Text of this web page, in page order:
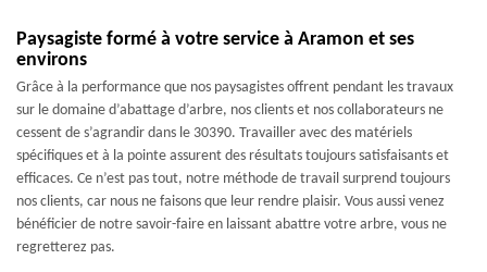
Paysagiste formé à votre service à Aramon et ses
environs
Grâce à la performance que nos paysagistes offrent pendant les travaux
sur le domaine d’abattage d’arbre, nos clients et nos collaborateurs ne
cessent de s’agrandir dans le 30390. Travailler avec des matériels
spécifiques et à la pointe assurent des résultats toujours satisfaisants et
efficaces. Ce n’est pas tout, notre méthode de travail surprend toujours
nos clients, car nous ne faisons que leur rendre plaisir. Vous aussi venez
bénéficier de notre savoir-faire en laissant abattre votre arbre, vous ne
regretterez pas.